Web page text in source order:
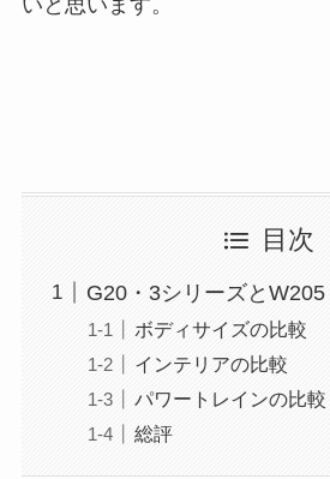
いと思います。
目次
G20・3シリーズと
ボディサイズの比較
インテリアの比較
パワートレインの比較
総評